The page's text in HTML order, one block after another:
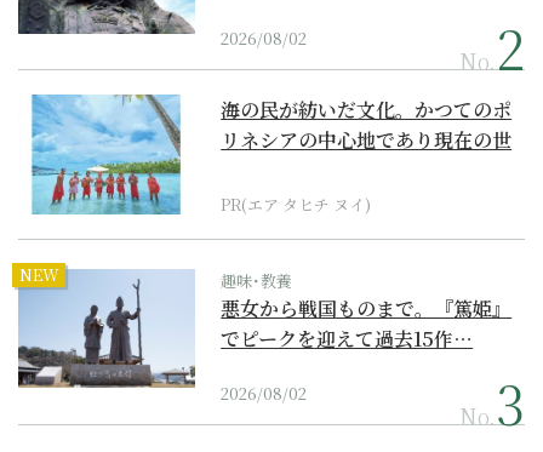
2026/08/02
No.
海の民が紡いだ文化。かつてのポ
リネシアの中心地であり現在の世
PR(エア タヒチ ヌイ)
NEW 趣味･教養
悪女から戦国ものまで。『篤姫』
でピークを迎えて過去15作…
2026/08/02
No.